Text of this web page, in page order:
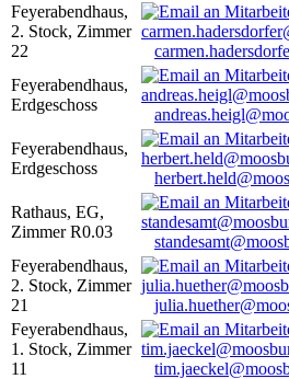
Feyerabendhaus,
2. Stock, Zimmer
22
Feyerabendhaus,
Erdgeschoss
Feyerabendhaus,
Erdgeschoss
Rathaus, EG,
Zimmer R0.03
Feyerabendhaus,
2. Stock, Zimmer
21
Feyerabendhaus,
1. Stock, Zimmer
11